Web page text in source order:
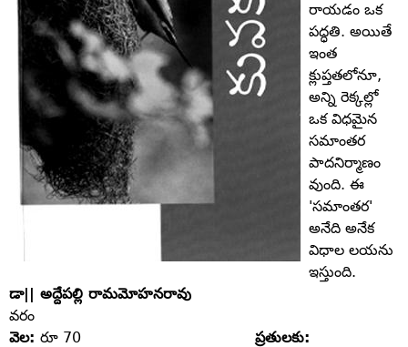
రాయడం ఒక
పద్ధతి. అయితే
ఇంత
క్లుప్తతలోనూ,
అన్ని రెక్కల్లో
ఒక విధమైన
సమాంతర
పాదనిర్మాణం
వుంది. ఈ
'సమాంతర'
అనేది అనేక
విధాల లయను
ఇస్తుంది.
డా|| అద్దేపల్లి రామమోహనరావు
వరం
వెల: రూ 70
ప్రతులకు: